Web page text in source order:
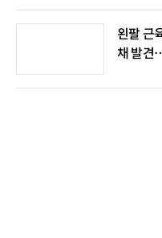
왼팔 근
채 발견